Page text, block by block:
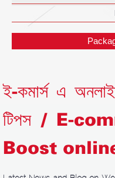
ই-কমার্স এ
টিপস / E-
Boost